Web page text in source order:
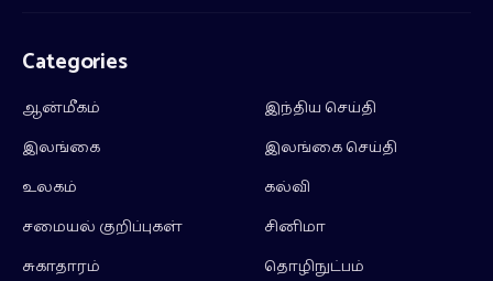
Categories
ஆன்மீகம்
இந்திய செய்தி
இலங்கை
இலங்கை செய்தி
உலகம்
கல்வி
சமையல் குறிப்புகள்
சினிமா
சுகாதாரம்
தொழிநுட்பம்